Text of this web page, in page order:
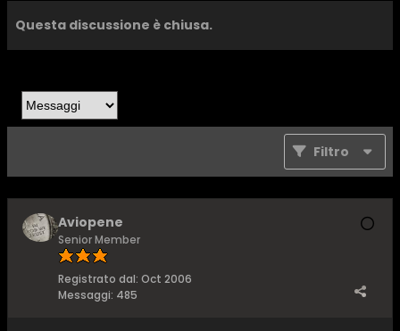
Questa discussione è chiusa.
Filtro
Aviopene
Senior Member
Registrato dal: Oct 2006
Messaggi: 485